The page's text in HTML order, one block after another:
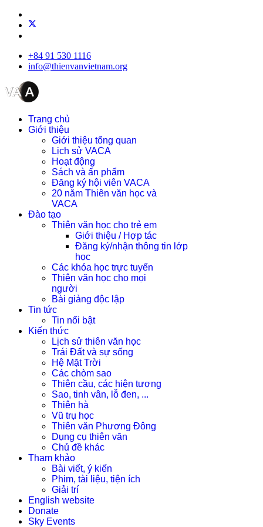
+84 91 530 1116
info@thienvanvietnam.org
Trang chủ
Giới thiệu
Giới thiệu tổng quan
Lịch sử VACA
Hoạt động
Sách và ấn phẩm
Đăng ký hội viên VACA
20 năm Thiên văn học và
VACA
Đào tạo
Thiên văn học cho trẻ em
Giới thiệu / Hợp tác
Đăng ký/nhận thông tin lớp
học
Các khóa học trực tuyến
Thiên văn học cho mọi
người
Bài giảng độc lập
Tin tức
Tin nổi bật
Kiến thức
Lịch sử thiên văn học
Trái Đất và sự sống
Hệ Mặt Trời
Các chòm sao
Thiên cầu, các hiện tượng
Sao, tinh vân, lỗ đen, ...
Thiên hà
Vũ trụ học
Thiên văn Phương Đông
Dụng cụ thiên văn
Chủ đề khác
Tham khảo
Bài viết, ý kiến
Phim, tài liệu, tiện ích
Giải trí
English website
Donate
Sky Events